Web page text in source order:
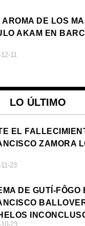
AROMA DE LOS
AKAM EN
11
LO ÚLTIMO
EL
ZAMORA
23
DE GUTÍ-
23